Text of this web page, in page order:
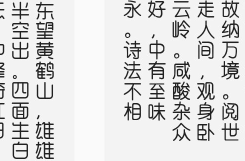
东
望
黄
鹤
山
，
雄
雄
半
空
出
。
四
面
生
白
云
，
中
峰
倚
红
日
。
岩
峦
行
穹
跨
，
峰
嶂
亦
冥
密